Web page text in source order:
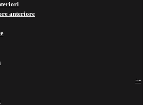
anteriore
+-